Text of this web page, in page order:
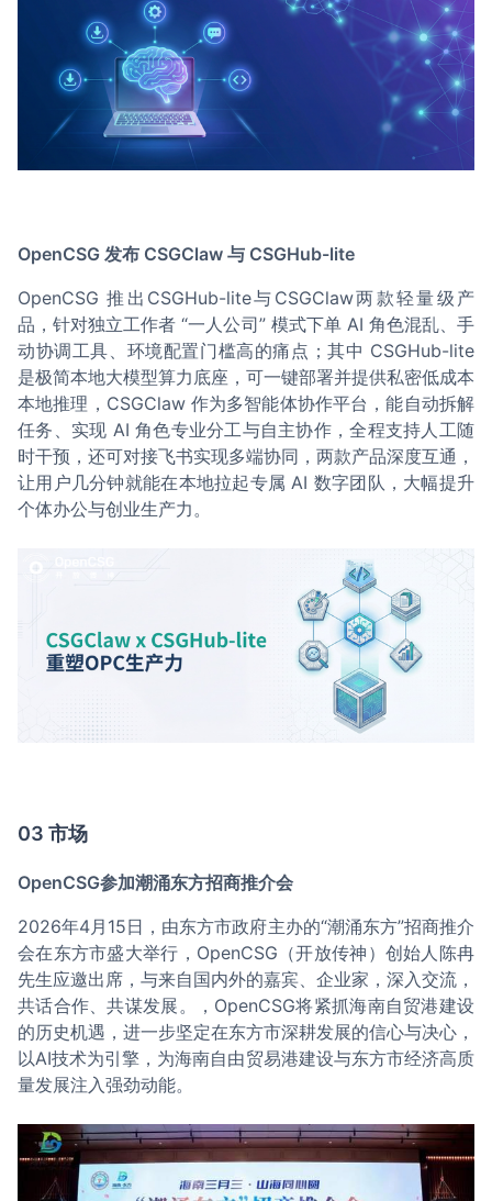
OpenCSG 发布 CSGClaw 与 CSGHub-lite
OpenCSG 推出CSGHub-lite与CSGClaw两款轻量级产
品，针对独立工作者 “一人公司” 模式下单 AI 角色混乱、手
动协调工具、环境配置门槛高的痛点；其中 CSGHub-lite
是极简本地大模型算力底座，可一键部署并提供私密低成本
本地推理，CSGClaw 作为多智能体协作平台，能自动拆解
任务、实现 AI 角色专业分工与自主协作，全程支持人工随
时干预，还可对接飞书实现多端协同，两款产品深度互通，
让用户几分钟就能在本地拉起专属 AI 数字团队，大幅提升
个体办公与创业生产力。
03 市场
OpenCSG参加潮涌东方招商推介会
2026年4月15日，由东方市政府主办的“潮涌东方”招商推介
会在东方市盛大举行，OpenCSG（开放传神）创始人陈冉
先生应邀出席，与来自国内外的嘉宾、企业家，深入交流，
共话合作、共谋发展。，OpenCSG将紧抓海南自贸港建设
的历史机遇，进一步坚定在东方市深耕发展的信心与决心，
以AI技术为引擎，为海南自由贸易港建设与东方市经济高质
量发展注入强劲动能。